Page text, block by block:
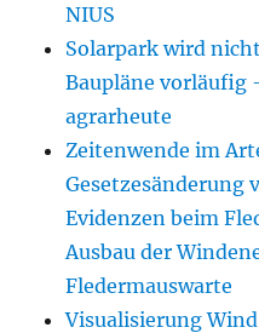
NIUS
Solarpark wird
Baupläne vorläufig
agrarheute
Zeitenwende im
Gesetzesänderung
Evidenzen beim
Ausbau der
Fledermauswarte
Visualisierung